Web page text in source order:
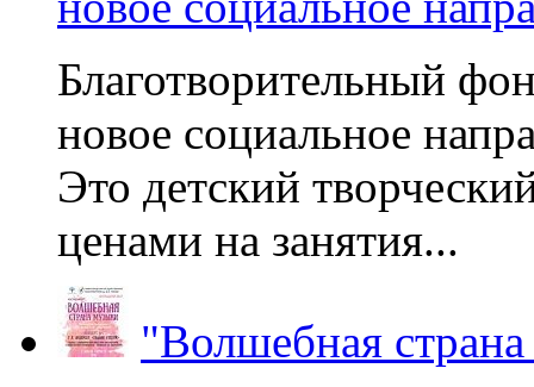
Благотворительный
новое социальное
Это детский
ценами на занятия...
"Волшебная